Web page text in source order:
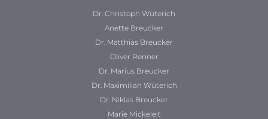
Dr. Christoph Wüterich
Anette Breucker
Dr. Matthias Breucker
Oliver Renner
Dr. Marius Breucker
Dr. Maximilian Wüterich
Dr. Niklas Breucker
Marie Mickeleit